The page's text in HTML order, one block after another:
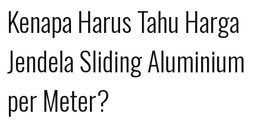
Kenapa Harus Tahu Harga
Jendela Sliding Aluminium
per Meter?